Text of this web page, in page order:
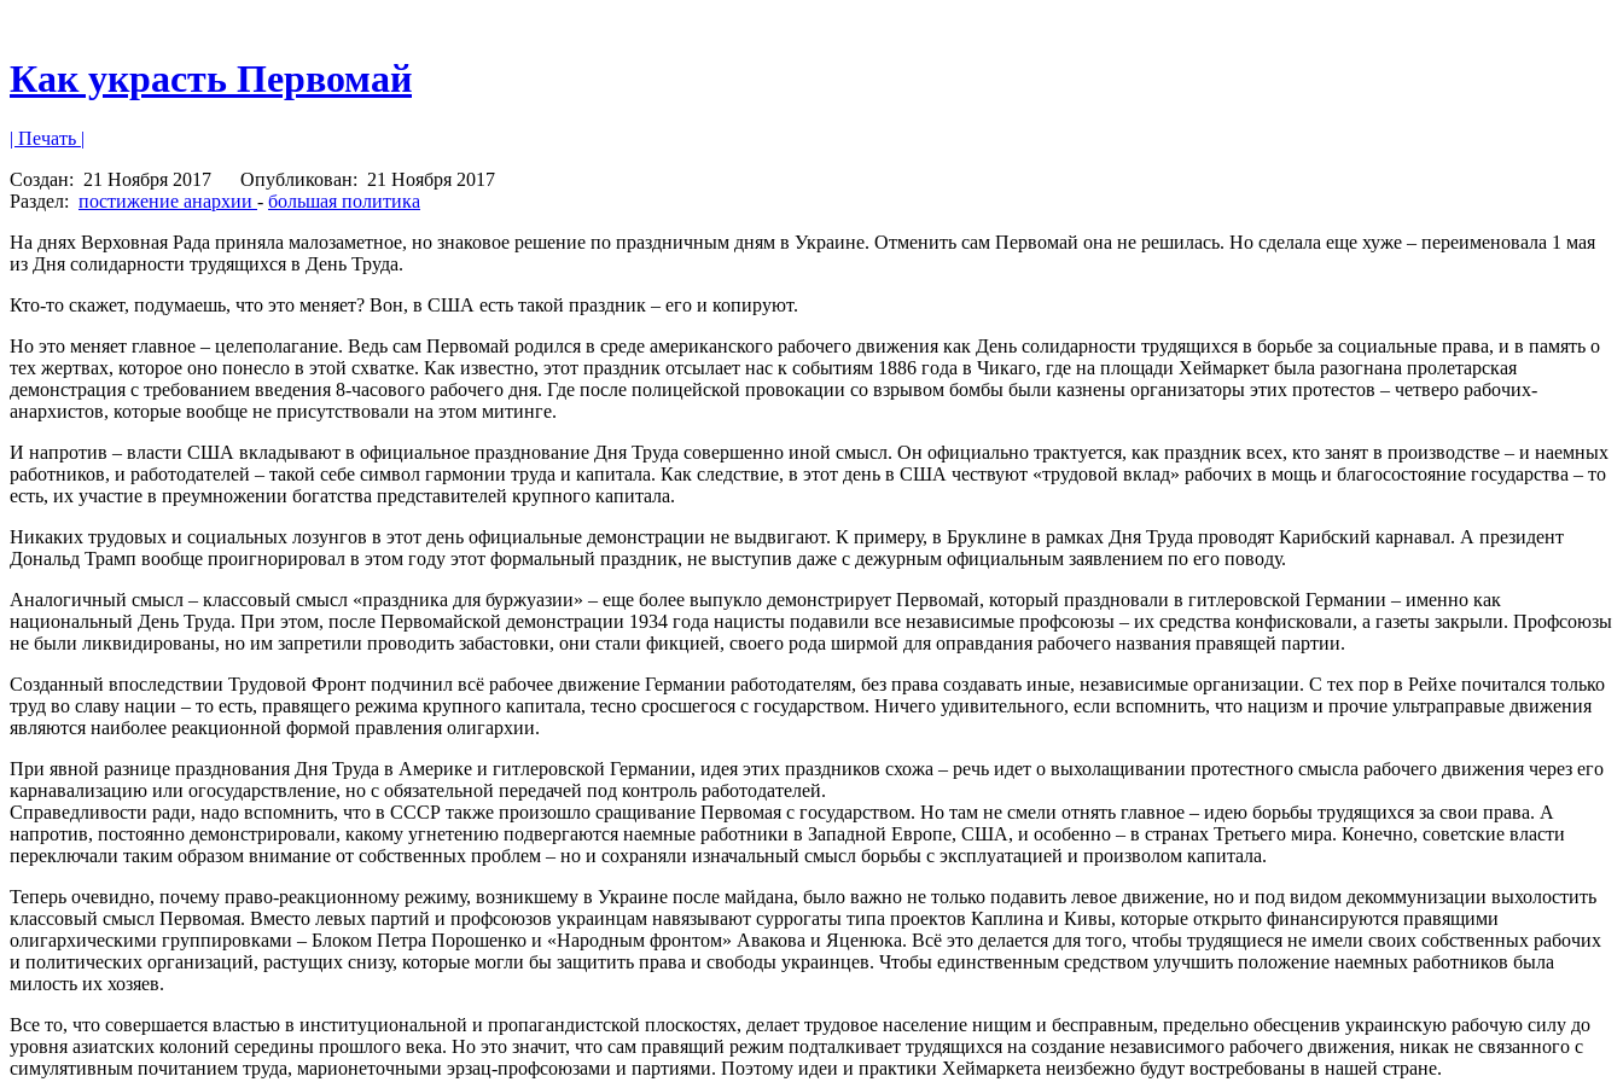
Как украсть Первомай
| Печать |
Создан: 21 Ноября 2017 Опубликован: 21 Ноября 2017
Раздел: постижение анархии - большая политика
На днях Верховная Рада приняла малозаметное, но знаковое решение по праздничным дням в Украине. Отменить сам Первомай она не решилась. Но сделала еще хуже – переименовала 1 мая
из Дня солидарности трудящихся в День Труда.
Кто-то скажет, подумаешь, что это меняет? Вон, в США есть такой праздник – его и копируют.
Но это меняет главное – целеполагание. Ведь сам Первомай родился в среде американского рабочего движения как День солидарности трудящихся в борьбе за социальные права, и в память о
тех жертвах, которое оно понесло в этой схватке. Как известно, этот праздник отсылает нас к событиям 1886 года в Чикаго, где на площади Хеймаркет была разогнана пролетарская
демонстрация с требованием введения 8-часового рабочего дня. Где после полицейской провокации со взрывом бомбы были казнены организаторы этих протестов – четверо рабочих-
анархистов, которые вообще не присутствовали на этом митинге.
И напротив – власти США вкладывают в официальное празднование Дня Труда совершенно иной смысл. Он официально трактуется, как праздник всех, кто занят в производстве – и наемных
работников, и работодателей – такой себе символ гармонии труда и капитала. Как следствие, в этот день в США чествуют «трудовой вклад» рабочих в мощь и благосостояние государства – то
есть, их участие в преумножении богатства представителей крупного капитала.
Никаких трудовых и социальных лозунгов в этот день официальные демонстрации не выдвигают. К примеру, в Бруклине в рамках Дня Труда проводят Карибский карнавал. А президент
Дональд Трамп вообще проигнорировал в этом году этот формальный праздник, не выступив даже с дежурным официальным заявлением по его поводу.
Аналогичный смысл – классовый смысл «праздника для буржуазии» – еще более выпукло демонстрирует Первомай, который праздновали в гитлеровской Германии – именно как
национальный День Труда. При этом, после Первомайской демонстрации 1934 года нацисты подавили все независимые профсоюзы – их средства конфисковали, а газеты закрыли. Профсоюзы
не были ликвидированы, но им запретили проводить забастовки, они стали фикцией, своего рода ширмой для оправдания рабочего названия правящей партии.
Созданный впоследствии Трудовой Фронт подчинил всё рабочее движение Германии работодателям, без права создавать иные, независимые организации. С тех пор в Рейхе почитался только
труд во славу нации – то есть, правящего режима крупного капитала, тесно сросшегося с государством. Ничего удивительного, если вспомнить, что нацизм и прочие ультраправые движения
являются наиболее реакционной формой правления олигархии.
При явной разнице празднования Дня Труда в Америке и гитлеровской Германии, идея этих праздников схожа – речь идет о выхолащивании протестного смысла рабочего движения через его
карнавализацию или огосударствление, но с обязательной передачей под контроль работодателей.
Справедливости ради, надо вспомнить, что в СССР также произошло сращивание Первомая с государством. Но там не смели отнять главное – идею борьбы трудящихся за свои права. А
напротив, постоянно демонстрировали, какому угнетению подвергаются наемные работники в Западной Европе, США, и особенно – в странах Третьего мира. Конечно, советские власти
переключали таким образом внимание от собственных проблем – но и сохраняли изначальный смысл борьбы с эксплуатацией и произволом капитала.
Теперь очевидно, почему право-реакционному режиму, возникшему в Украине после майдана, было важно не только подавить левое движение, но и под видом декоммунизации выхолостить
классовый смысл Первомая. Вместо левых партий и профсоюзов украинцам навязывают суррогаты типа проектов Каплина и Кивы, которые открыто финансируются правящими
олигархическими группировками – Блоком Петра Порошенко и «Народным фронтом» Авакова и Яценюка. Всё это делается для того, чтобы трудящиеся не имели своих собственных рабочих
и политических организаций, растущих снизу, которые могли бы защитить права и свободы украинцев. Чтобы единственным средством улучшить положение наемных работников была
милость их хозяев.
Все то, что совершается властью в институциональной и пропагандистской плоскостях, делает трудовое население нищим и бесправным, предельно обесценив украинскую рабочую силу до
уровня азиатских колоний середины прошлого века. Но это значит, что сам правящий режим подталкивает трудящихся на создание независимого рабочего движения, никак не связанного с
симулятивным почитанием труда, марионеточными эрзац-профсоюзами и партиями. Поэтому идеи и практики Хеймаркета неизбежно будут востребованы в нашей стране.